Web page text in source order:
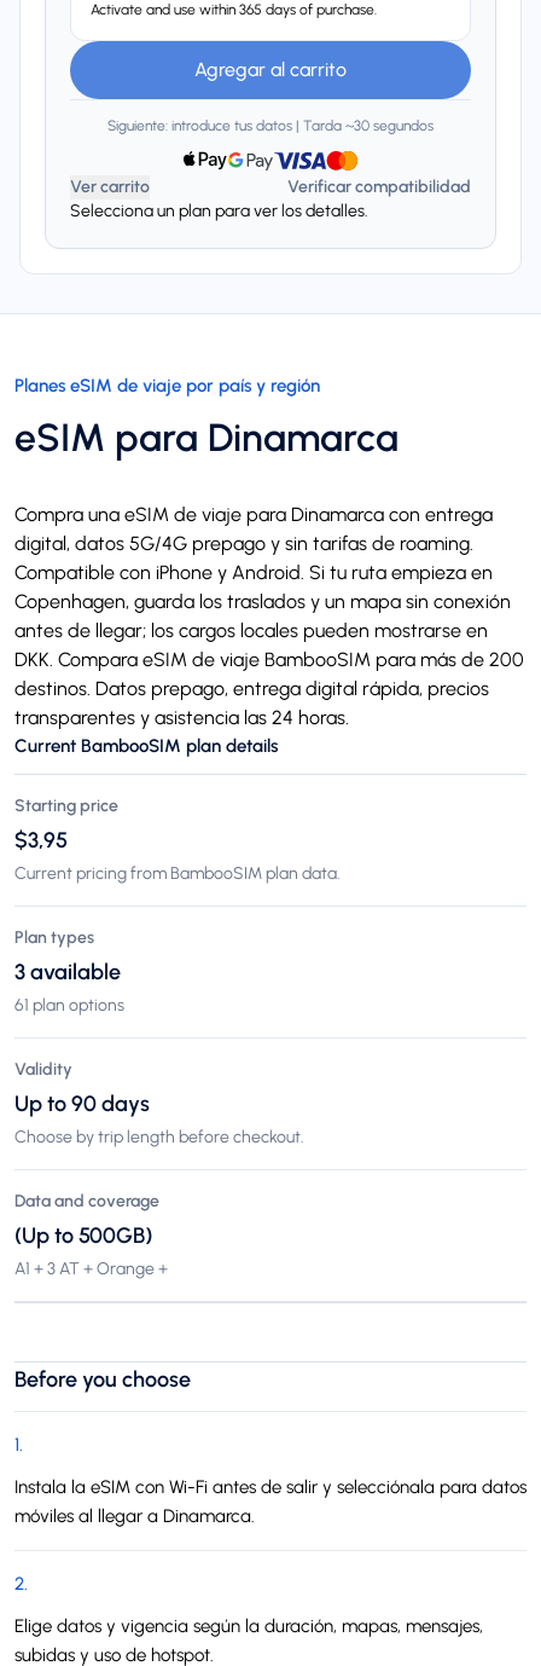
Activate and use within 365 days of purchase.
Agregar al carrito
Siguiente: introduce tus datos | Tarda ~30 segundos
Ver carrito
Verificar compatibilidad
Selecciona un plan para ver los detalles.
Planes eSIM de viaje por país y región
eSIM para Dinamarca
Compra una eSIM de viaje para Dinamarca con entrega
digital, datos 5G/4G prepago y sin tarifas de roaming.
Compatible con iPhone y Android. Si tu ruta empieza en
Copenhagen, guarda los traslados y un mapa sin conexión
antes de llegar; los cargos locales pueden mostrarse en
DKK. Compara eSIM de viaje BambooSIM para más de 200
destinos. Datos prepago, entrega digital rápida, precios
transparentes y asistencia las 24 horas.
Current BambooSIM plan details
Starting price
$3,95
Current pricing from BambooSIM plan data.
Plan types
3 available
61 plan options
Validity
Up to 90 days
Choose by trip length before checkout.
Data and coverage
(Up to 500GB)
A1 + 3 AT + Orange +
Before you choose
1.
Instala la eSIM con Wi-Fi antes de salir y selecciónala para datos
móviles al llegar a Dinamarca.
2.
Elige datos y vigencia según la duración, mapas, mensajes,
subidas y uso de hotspot.